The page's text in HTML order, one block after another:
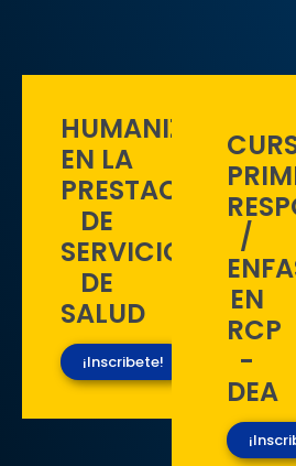
HUMANIZACIÓN
EN LA
PRESTACIÓN
DE
SERVICIOS
DE
SALUD
¡Inscribete!
/
EN
RCP
-
DEA